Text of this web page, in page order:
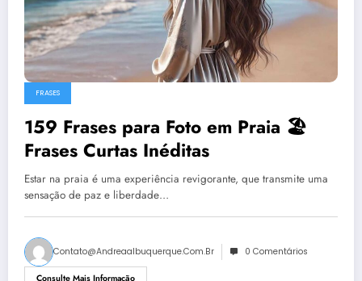
FRASES
159 Frases para Foto em Praia 🏖️
Frases Curtas Inéditas
Estar na praia é uma experiência revigorante, que transmite uma
sensação de paz e liberdade…
Contato@andreaalbuquerque.com.br 0 Comentários
Consulte Mais Informação